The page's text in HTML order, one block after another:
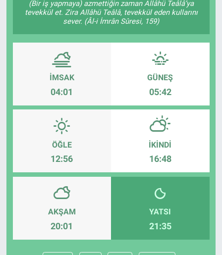
(Bir iş yapmaya) azmettiğin zaman Allâhü Teâlâ’ya
tevekkül et. Zira Allâhü Teâlâ, tevekkül eden kullarını
sever. (Âl-i İmrân Sûresi, 159)
İMSAK
04:01
GÜNEŞ
05:42
ÖĞLE
12:56
İKINDI
16:48
AKŞAM
20:01
YATSI
21:35
TEKNOLOJİ
Dünya
MAGAZİN
Bilim, Teknoloji
ASAYİŞ
HABERDE İNSAN